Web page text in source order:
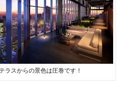
ラスからの景色は圧巻です！